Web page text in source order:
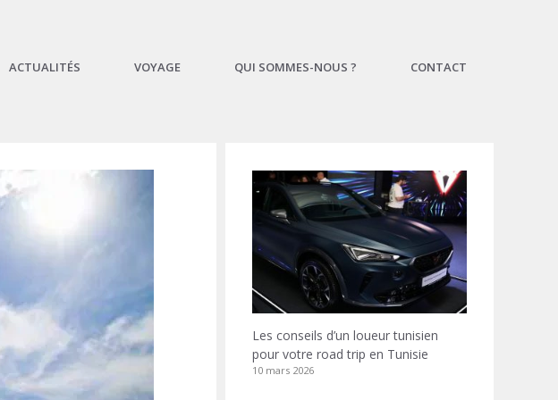
ACTUALITÉS VOYAGE QUI SOMMES-NOUS ? CONTACT
Les conseils d’un loueur tunisien
pour votre road trip en Tunisie
10 mars 2026